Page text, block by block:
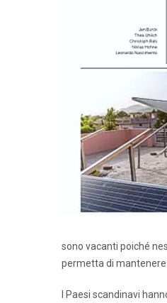
sono vacanti poiché
permetta di mantenere
I Paesi scandinavi